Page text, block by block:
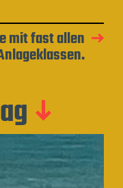
mit fast allen